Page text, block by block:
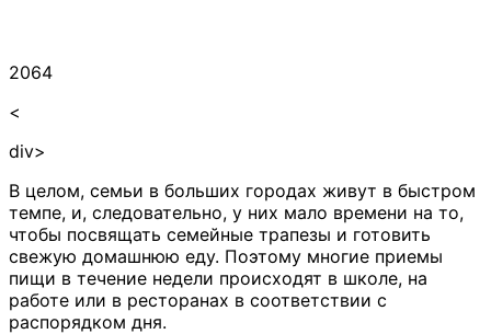
2064
<
div>
В целом, семьи в больших городах живут в быстром
темпе, и, следовательно, у них мало времени на то,
чтобы посвящать семейные трапезы и готовить
свежую домашнюю еду. Поэтому многие приемы
пищи в течение недели происходят в школе, на
работе или в ресторанах в соответствии с
распорядком дня.